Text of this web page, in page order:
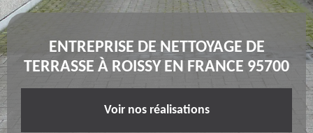
ENTREPRISE DE NETTOYAGE DE
TERRASSE À ROISSY EN FRANCE 95700
Voir nos réalisations